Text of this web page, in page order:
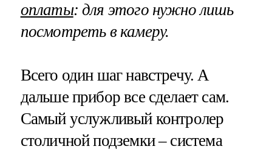
оплаты: для этого нужно лишь
посмотреть в камеру.
Всего один шаг навстречу. А
дальше прибор все сделает сам.
Самый услужливый контролер
столичной подземки – система